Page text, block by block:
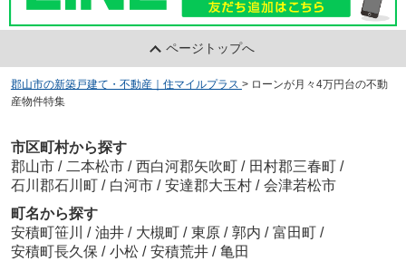
ページトップへ
郡山市の新築戸建て・不動産｜住マイルプラス > ローンが月々4万円台の不動
産物件特集
市区町村から探す
郡山市 / 二本松市 / 西白河郡矢吹町 / 田村郡三春町 /
石川郡石川町 / 白河市 / 安達郡大玉村 / 会津若松市
町名から探す
安積町笹川 / 油井 / 大槻町 / 東原 / 郭内 / 富田町 /
安積町長久保 / 小松 / 安積荒井 / 亀田